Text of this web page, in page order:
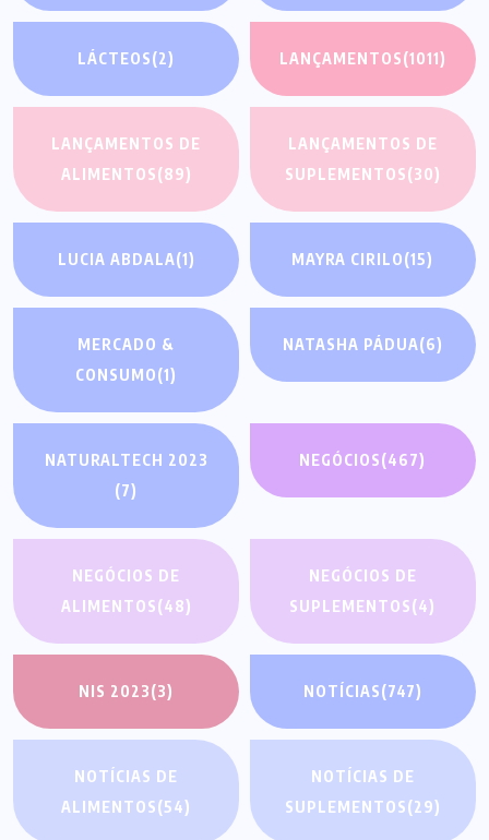
LÁCTEOS(2) LANÇAMENTOS(1011)
LANÇAMENTOS DE
ALIMENTOS(89)
LANÇAMENTOS DE
SUPLEMENTOS(30)
LUCIA ABDALA(1) MAYRA CIRILO(15)
MERCADO &
CONSUMO(1)
NATASHA PÁDUA(6)
NATURALTECH 2023
(7)
NEGÓCIOS(467)
NEGÓCIOS DE
ALIMENTOS(48)
NEGÓCIOS DE
SUPLEMENTOS(4)
NIS 2023(3) NOTÍCIAS(747)
NOTÍCIAS DE
ALIMENTOS(54)
NOTÍCIAS DE
SUPLEMENTOS(29)